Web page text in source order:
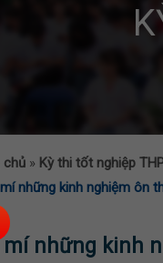
chủ » Kỳ thi tốt nghiệp
những kinh nghiệm ôn
mí những kinh